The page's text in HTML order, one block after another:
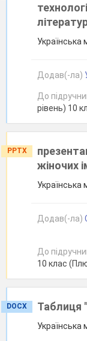
Українська
Додав(-ла)
До
рівень) 10
PPTX
жіночих
Українська
Додав(-ла)
До
10 клас
DOCX Таблиця
Українська